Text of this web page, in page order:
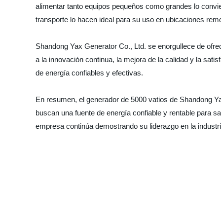
alimentar tanto equipos pequeños como grandes lo
transporte lo hacen ideal para su uso en ubicaciones
Shandong Yax Generator Co., Ltd. se enorgullece de
a la innovación continua, la mejora de la calidad y la
de energía confiables y efectivas.
En resumen, el generador de 5000 vatios de Shandong
buscan una fuente de energía confiable y rentable para
empresa continúa demostrando su liderazgo en la